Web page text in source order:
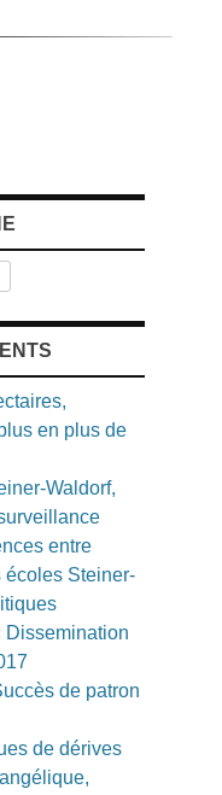
en plus de
Waldorf,
entre
écoles Steiner-
Dissemination
de patron
de dérives